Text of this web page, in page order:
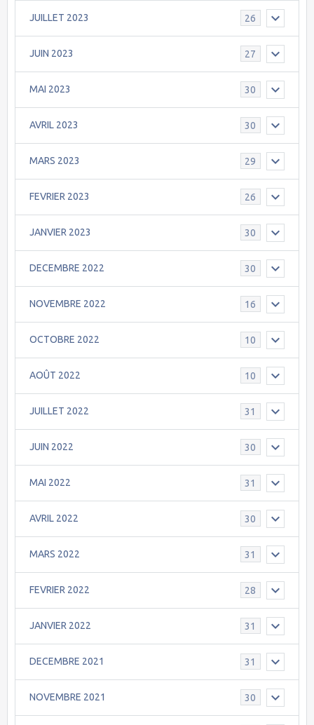
JUILLET 2023 26
JUIN 2023 27
MAI 2023 30
AVRIL 2023 30
MARS 2023 29
FEVRIER 2023 26
JANVIER 2023 30
DECEMBRE 2022 30
NOVEMBRE 2022 16
OCTOBRE 2022 10
AOÛT 2022 10
JUILLET 2022 31
JUIN 2022 30
MAI 2022 31
AVRIL 2022 30
MARS 2022 31
FEVRIER 2022 28
JANVIER 2022 31
DECEMBRE 2021 31
NOVEMBRE 2021 30